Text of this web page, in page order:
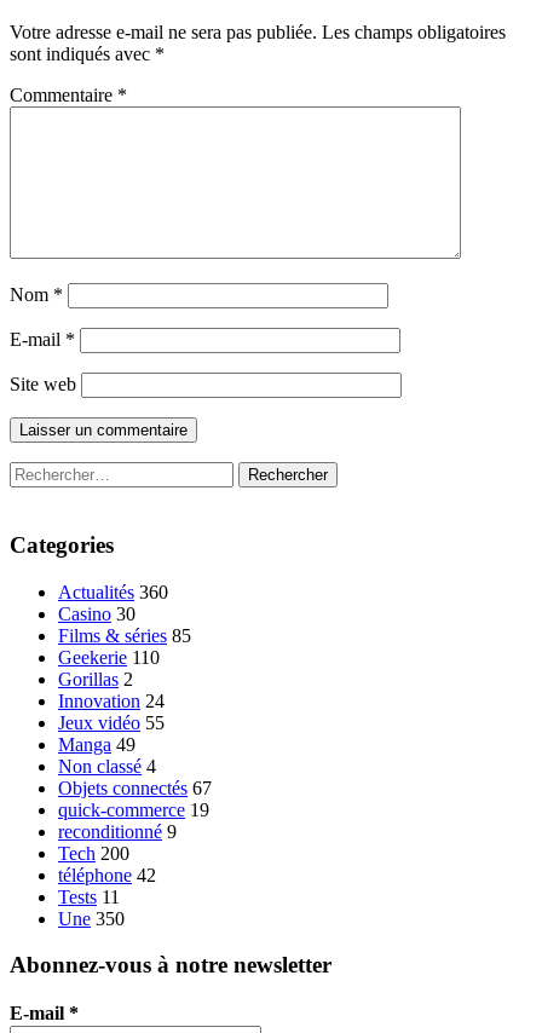
Votre adresse e-mail ne sera pas publiée. Les champs obligatoires
sont indiqués avec *
Commentaire *
Nom *
E-mail *
Site web
Rechercher :
Categories
Actualités 360
Casino 30
Films & séries 85
Geekerie 110
Gorillas 2
Innovation 24
Jeux vidéo 55
Manga 49
Non classé 4
Objets connectés 67
quick-commerce 19
reconditionné 9
Tech 200
téléphone 42
Tests 11
Une 350
Abonnez-vous à notre newsletter
E-mail *